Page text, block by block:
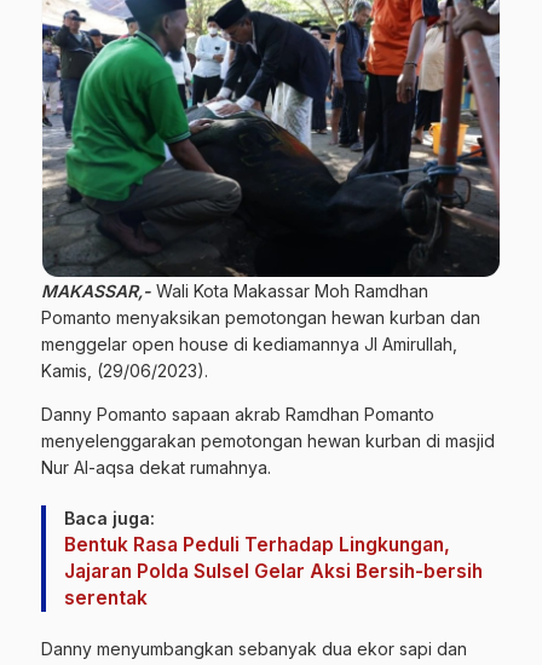
MAKASSAR,- Wali Kota Makassar Moh Ramdhan
Pomanto menyaksikan pemotongan hewan kurban dan
menggelar open house di kediamannya Jl Amirullah,
Kamis, (29/06/2023).
Danny Pomanto sapaan akrab Ramdhan Pomanto
menyelenggarakan pemotongan hewan kurban di masjid
Nur Al-aqsa dekat rumahnya.
Baca juga:
Bentuk Rasa Peduli Terhadap Lingkungan,
Jajaran Polda Sulsel Gelar Aksi Bersih-bersih
serentak
Danny menyumbangkan sebanyak dua ekor sapi dan